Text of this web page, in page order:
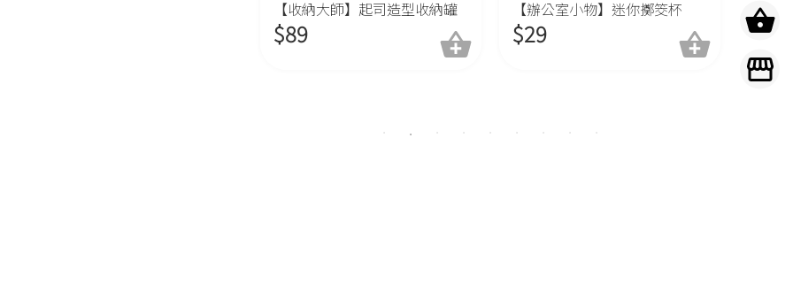
【收納大師】起司造型收納罐
$89
【辦公室小物】迷你擲筊杯
$29
【生
助器 (
$39